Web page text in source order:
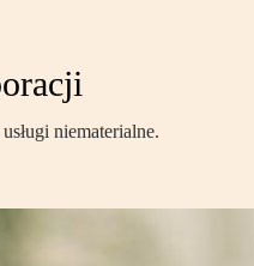
niematerialne.